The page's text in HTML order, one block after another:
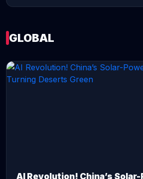
GLOBAL
AI Revolution! China’s Solar-